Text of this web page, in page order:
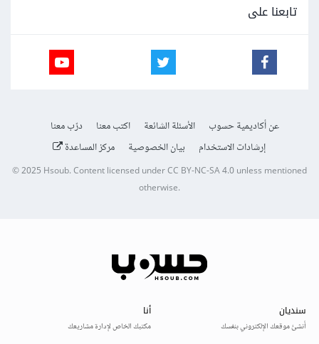
تابعنا على
عن أكاديمية حسوب الأسئلة الشائعة اكتب معنا
درّب معنا
إرشادات الاستخدام
بيان الخصوصية مركز المساعدة
© 2025Hsoub.Content licensed underCC BY-NC-SA 4.0unless mentioned
otherwise.